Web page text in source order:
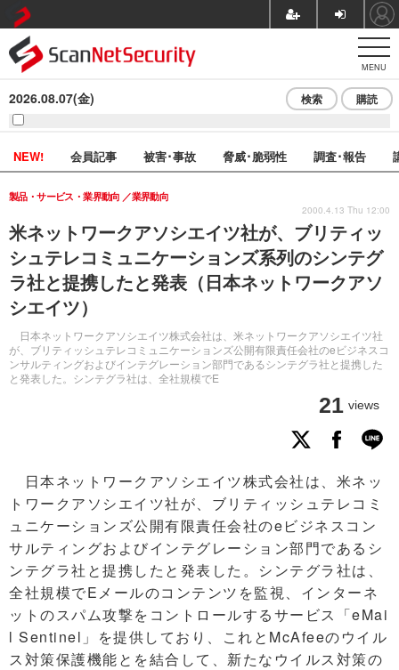
MENU
2026.08.07(金) 検索 購読
NEW! 会員記事 被害･事故 脅威･脆弱性 調査･報告
米ネットワークアソシエイツ社が、ブリティッ
シュテレコミュニケーションズ系列のシンテグ
ラ社と提携したと発表（日本ネットワークアソ
シエイツ）
日本ネットワークアソシエイツ株式会社は、米ネットワークアソシエイツ社
が、ブリティッシュテレコミュニケーションズ公開有限責任会社のeビジネスコ
ンサルティングおよびインテグレーション部門であるシンテグラ社と提携した
と発表した。シンテグラ社は、全社規模でE
製品・サービス・業界動向 業界動向
21 views
2000.4.13 Thu 12:00
日本ネットワークアソシエイツ株式会社は、米ネッ
トワークアソシエイツ社が、ブリティッシュテレコミ
ュニケーションズ公開有限責任会社のeビジネスコン
サルティングおよびインテグレーション部門であるシ
ンテグラ社と提携したと発表した。シンテグラ社は、
全社規模でEメールのコンテンツを監視、インターネ
ットのスパム攻撃をコントロールするサービス「eMai
l Sentinel」を提供しており、これとMcAfeeのウイル
ス対策保護機能とを結合して、新たなウイルス対策の